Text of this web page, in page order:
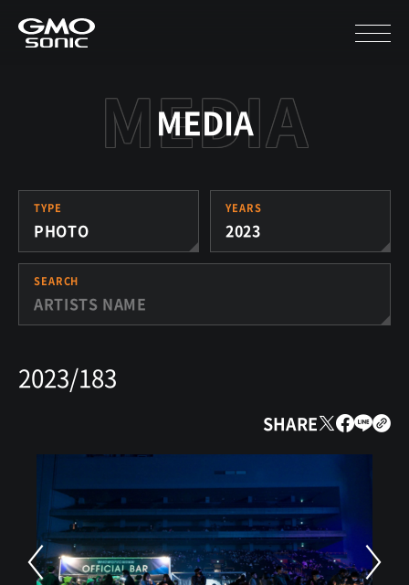
MEDIA
TYPE
PHOTO
YEARS
2023
SEARCH
2023/183
SHARE